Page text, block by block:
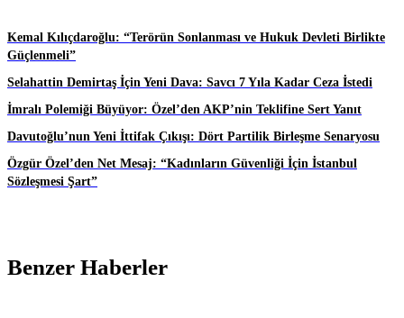
Kemal Kılıçdaroğlu: “Terörün Sonlanması ve Hukuk Devleti Birlikte
Güçlenmeli”
Selahattin Demirtaş İçin Yeni Dava: Savcı 7 Yıla Kadar Ceza İstedi
İmralı Polemiği Büyüyor: Özel’den AKP’nin Teklifine Sert Yanıt
Davutoğlu’nun Yeni İttifak Çıkışı: Dört Partilik Birleşme Senaryosu
Özgür Özel’den Net Mesaj: “Kadınların Güvenliği İçin İstanbul
Sözleşmesi Şart”
Benzer Haberler